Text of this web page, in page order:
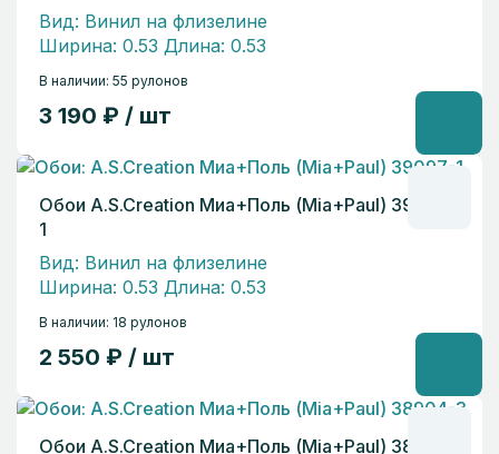
Вид: Винил на флизелине
Ширина: 0.53 Длина: 0.53
В наличии: 55 рулонов
3 190 ₽ / шт
Обои A.S.Creation Миа+Поль (Mia+Paul) 39097-
1
Вид: Винил на флизелине
Ширина: 0.53 Длина: 0.53
В наличии: 18 рулонов
2 550 ₽ / шт
Обои A.S.Creation Миа+Поль (Mia+Paul) 38904-